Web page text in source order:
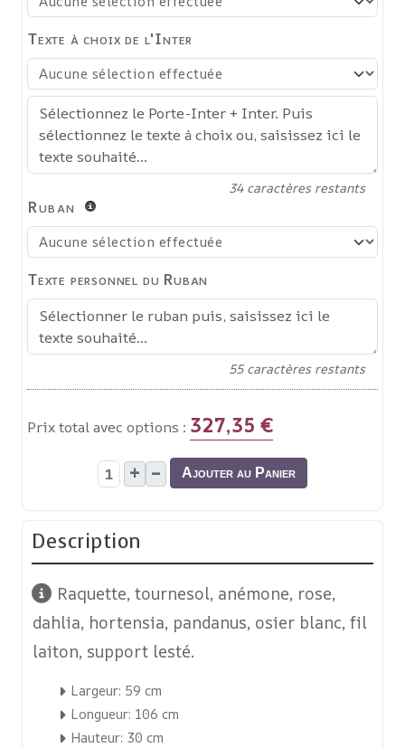
Ruban
Texte à choix de l'Inter
34caractères restants
Texte personnel du Ruban
55caractères restants
Prix total avec options : 327,35 €
+ – Ajouter au Panier
Description
Raquette, tournesol, anémone, rose,
dahlia, hortensia, pandanus, osier blanc, fil
laiton, support lesté.
Largeur: 59 cm
Longueur: 106 cm
Hauteur: 30 cm